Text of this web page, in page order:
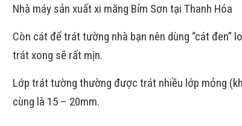
Nhà máy sản xuất xi măng Bỉm Sơn tại Thanh Hóa
Còn cát để trát tường nhà bạn nên dùng “cát đen”
trát xong sẽ rất mịn.
Lớp trát tường thường được trát nhiều lớp mỏng
cùng là 15 – 20mm.